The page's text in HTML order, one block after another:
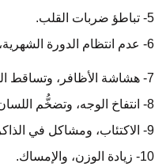
5- تباطؤ ضربات القلب.
6- عدم انتظام الدورة الشهرية، وزيادة النزف خلالها.
7- هشاشة الأظافر، وتساقط الشعر.
8- انتفاخ الوجه، وتضخُّم اللسان.
9- الاكتئاب، ومشاكل في الذاكرة.
10- زيادة الوزن، والإمساك.